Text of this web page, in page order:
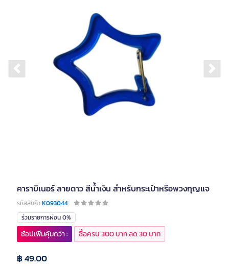
Previous slide
คาราบิเนอร์ ลายดาว สีน้ำเงิน สำหรับกระเป๋าหรือพวงกุญแจ
รหัสสินค้าK093044
ร่วมรายการผ่อน 0%
฿ 49.00
ช้อปเพิ่มคุ้มกว่า : ซื้อครบ 300 บาท ลด 30 บาท